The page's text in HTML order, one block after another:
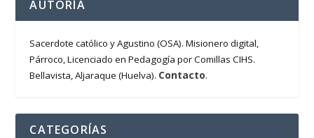
AUTORÍA
Sacerdote católico y Agustino (OSA). Misionero digital,
Párroco, Licenciado en Pedagogía por Comillas CIHS.
Bellavista, Aljaraque (Huelva). Contacto.
CATEGORÍAS